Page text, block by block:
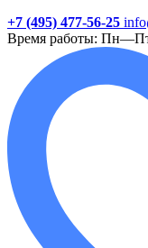
+7 (495) 477-56-25
Время работы: